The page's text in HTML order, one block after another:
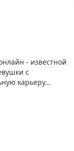
- известной
с
карьеру...